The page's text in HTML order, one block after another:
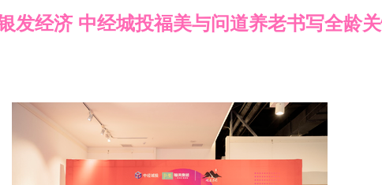
发经济 中经城投福美与问道养老书写全龄